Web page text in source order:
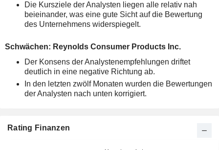
Die Kursziele der Analysten liegen alle relativ nah
beieinander, was eine gute Sicht auf die Bewertung
des Unternehmens widerspiegelt.
Schwächen: Reynolds Consumer Products Inc.
Der Konsens der Analystenempfehlungen driftet
deutlich in eine negative Richtung ab.
In den letzten zwölf Monaten wurden die Bewertungen
der Analysten nach unten korrigiert.
Rating Finanzen